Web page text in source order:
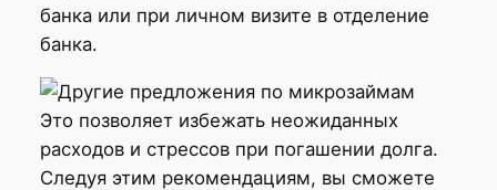
банка или при личном визите в отделение
банка.
Это позволяет избежать неожиданных
расходов и стрессов при погашении долга.
Следуя этим рекомендациям, вы сможете